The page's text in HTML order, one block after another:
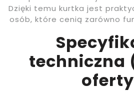
Dzięki temu kurtka jest
osób, które cenią zarówno
techniczna